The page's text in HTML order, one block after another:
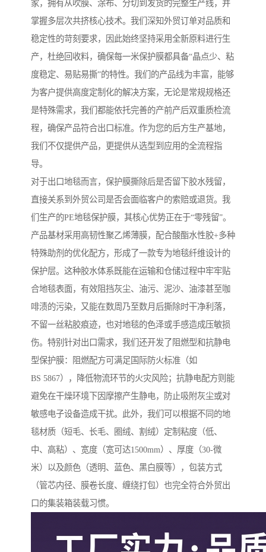
家，拥有从吹膜、涂布、分切到发货的完整生产线，并
掌握多层次共挤核心技术。我们深知外贸订单对品质和
稳定性的苛刻要求，因此始终坚持采用全新原料进行生
产，杜绝回收料，确保每一米保护膜都具备“晶点少、粘
度稳定、易贴易撕”的特性。我们的产品线为丰富，能够
为客户提供高度定制化的解决方案，无论是常规规格还
是特殊需求，我们都能依托完善的产前产后双重质检流
程，确保产品符合出口标准。作为您的后方生产基地，
我们不仅提供产品，更提供从选型到应用的全流程指
导。
对于出口地毯而言，保护膜撕除后是否留下胶水残留，
直接关系到外贸公司是否会面临客户的索赔或退货。我
们生产的PE地毯保护膜，其核心优势正在于“零残留”。
产品基材采用高韧性聚乙烯薄膜，配合酸酯水性胶+多种
特殊助剂的优化配方，形成了一款专为地毯纤维设计的
保护层。这种胶水体系既能在运输和仓储过程中牢牢贴
合地毯表面，有效阻挡灰尘、油污、泥沙、油漆甚至咖
啡渍的污染，又能在数周乃至数月后撕除时干净利落，
不留一丝粘胶痕迹，也对地毯的色泽或手感造成压敏损
伤。特别针对出口需求，我们还开发了阻燃型和抗静电
型保护膜：阻燃配方可满足国际防火标准（如
BS 5867），降低物流环节的火灾风险；抗静电配方则能
避免在干燥环境下因摩擦产生静电，防止吸附灰尘或对
敏感电子设备造成干扰。此外，我们可以根据不同的地
毯材质（短毛、长毛、圈绒、割绒）定制粘度（低、
中、高粘）、宽度（宽可达1500mm）、厚度（30-微
米）以及颜色（透明、蓝色、黑白膜等），包装方式
（管芯内径、膜卷长度、缠绕打包）也完全符合外贸出
口的集装箱装载习惯。